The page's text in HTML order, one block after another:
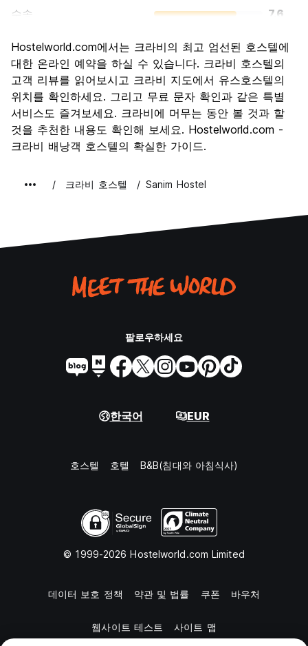
수송
7.6
문화
6.9
나이트 라이프
6.4
가격 대비 만족도
8.0
Hostelworld.com에서는 크라비의 최고 엄선된 호스텔에
대한 온라인 예약을 하실 수 있습니다. 크라비 호스텔의
고객 리뷰를 읽어보시고 크라비 지도에서 유스호스텔의
위치를 확인하세요. 그리고 무료 문자 확인과 같은 특별
서비스도 즐겨보세요. 크라비에 머무는 동안 볼 것과 할
것을 추천한 내용도 확인해 보세요. Hostelworld.com -
크라비 배낭객 호스텔의 확실한 가이드.
크라비 호스텔 Sanim Hostel
팔로우하세요
한국어 EUR
호스텔 호텔 B&B(침대와 아침식사)
© 1999-2026 Hostelworld.com Limited
데이터 보호 정책 약관 및 법률 쿠폰 바우처
웹사이트 테스트 사이트 맵